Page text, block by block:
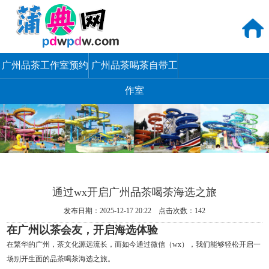
广州品茶工作室预约 广州品茶喝茶自带工
作室
通过wx开启广州品茶喝茶海选之旅
发布日期：2025-12-17 20:22 点击次数：142
在广州以茶会友，开启海选体验
在繁华的广州，茶文化源远流长，而如今通过微信（wx），我们能够轻松开启一
场别开生面的品茶喝茶海选之旅。